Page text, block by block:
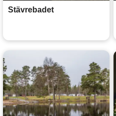
Stävrebadet